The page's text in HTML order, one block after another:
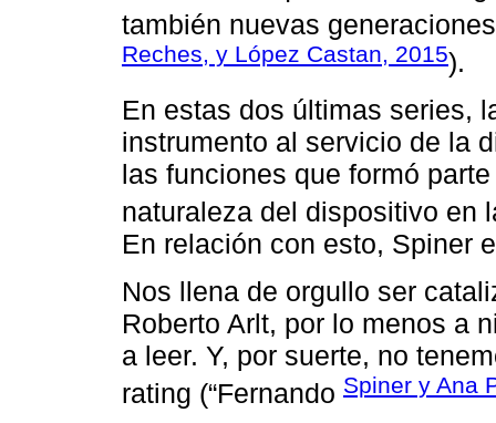
también nuevas
Reches, y López Castan, 2015).
En estas dos últimas series,
instrumento al servicio de la
las funciones que formó
naturaleza del dispositivo en
En relación con esto, Spiner
Nos llena de orgullo ser
Roberto Arlt, por lo menos a
a leer. Y, por suerte, no
rating (“Fernando Spiner y Ana